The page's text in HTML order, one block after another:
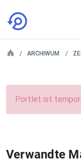
ARCHIWUM
Portlet ist
Verwandte